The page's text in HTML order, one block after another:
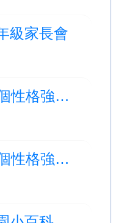
級家長會
學校影片更新:24個性格強項 - 判斷力
學校影片更新:24個性格強項 - 判斷力